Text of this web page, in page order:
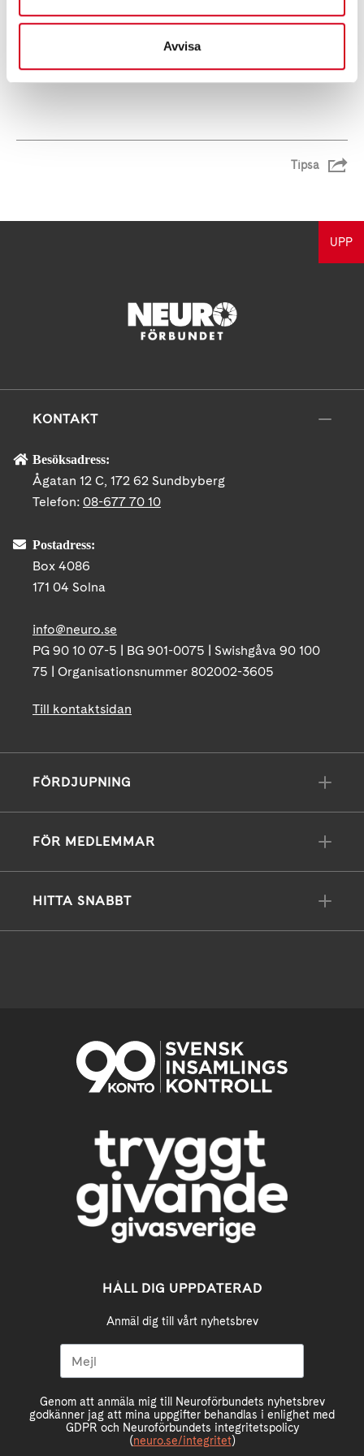
Avvisa
Tipsa
UPP
KONTAKT
Besöksadress:
Ågatan 12 C, 172 62 Sundbyberg
Telefon: 08-677 70 10
Postadress:
Box 4086
171 04 Solna
info@neuro.se
PG 90 10 07-5 | BG 901-0075 | Swishgåva 90 100
75 | Organisationsnummer 802002-3605
Till kontaktsidan
FÖRDJUPNING
FÖR MEDLEMMAR
HITTA SNABBT
HÅLL DIG UPPDATERAD
Anmäl dig till vårt nyhetsbrev
Genom att anmäla mig till Neuroförbundets nyhetsbrev
godkänner jag att mina uppgifter behandlas i enlighet med
GDPR och Neuroförbundets integritetspolicy
(neuro.se/integritet)